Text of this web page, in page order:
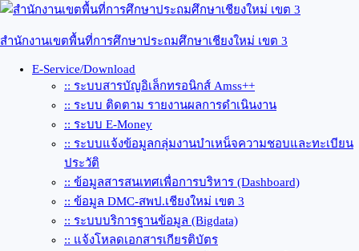
Skip
content
สำนักงานเขตพื้นที่การศึกษาประถมศึกษาเชียงใหม่ เขต 3
E-Service/Download
:: ระบบสารบัญอิเล็กทรอนิกส์ Amss++
:: ระบบ ติดตาม รายงานผลการดำเนินงาน
:: ระบบ E-Money
:: ระบบแจ้งข้อมูลกลุ่มงานบำเหน็จความชอบและทะเบียน
ประวัติ
:: ข้อมูลสารสนเทศเพื่อการบริหาร (Dashboard)
:: ข้อมูล DMC-สพป.เชียงใหม่ เขต 3
:: ระบบบริการฐานข้อมูล (Bigdata)
:: แจ้งโหลดเอกสารเกียรติบัตร